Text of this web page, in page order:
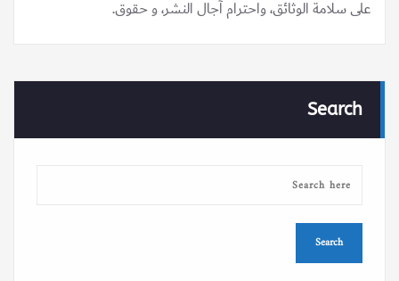
على سلامة الوثائق، واحترام آجال النشر، و حقوق.
Search